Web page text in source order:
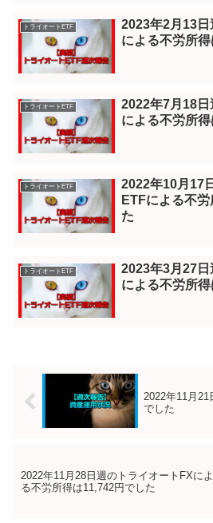
トライオートETF
2023年2月13
による不労所
トライオートETF
2022年7月18
による不労所
トライオートETF
2022年10月17
ETFによる不
た
トライオートETF
2023年3月27
による不労所
2022年11月21
でした
2022年11月28日週のトライオートFXによ
る不労所得は11,742円でした